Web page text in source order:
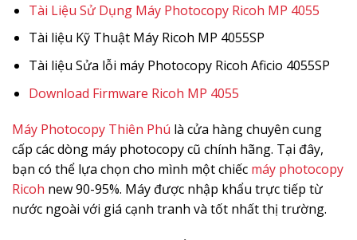
Tài Liệu Sử Dụng Máy Photocopy Ricoh MP 4055
Tài liệu Kỹ Thuật Máy Ricoh MP 4055SP
Tài liệu Sửa lỗi máy Photocopy Ricoh Aficio 4055SP
Download Firmware Ricoh MP 4055
Máy Photocopy Thiên Phú là cửa hàng chuyên cung
cấp các dòng máy photocopy cũ chính hãng. Tại đây,
bạn có thể lựa chọn cho mình một chiếc máy photocopy
Ricoh new 90-95%. Máy được nhập khẩu trực tiếp từ
nước ngoài với giá cạnh tranh và tốt nhất thị trường.